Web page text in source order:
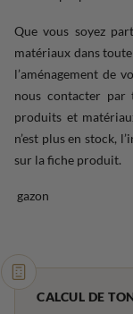
Que vous soyez
matériaux dans
l’aménagement de
nous contacter par
produits et
n’est plus en stock,
sur la fiche produit.
gazon
CALCUL DE